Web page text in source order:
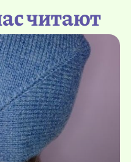
читают